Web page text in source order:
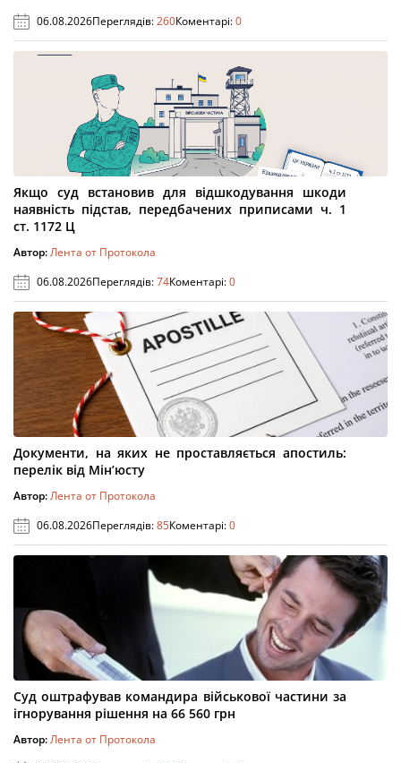
06.08.2026Переглядів:260Коментарі:0
Якщо суд встановив для відшкодування шкоди
наявність підстав, передбачених приписами ч. 1
ст. 1172 Ц
Автор:Лента от Протокола
06.08.2026Переглядів:74Коментарі:0
Документи, на яких не проставляється апостиль:
перелік від Мін’юсту
Автор:Лента от Протокола
06.08.2026Переглядів:85Коментарі:0
Суд оштрафував командира військової частини за
ігнорування рішення на 66 560 грн
Автор:Лента от Протокола